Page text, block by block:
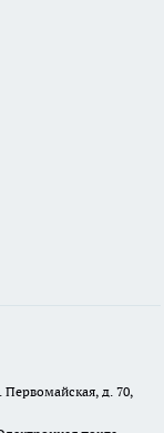
Первомайская, д. 70,